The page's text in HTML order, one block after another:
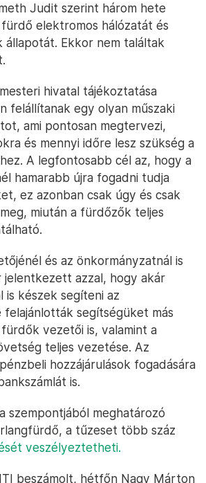
Judit szerint három hete
elektromos hálózatát és
állapotát. Ekkor nem találtak
hivatal tájékoztatása
felállítanak egy olyan műszaki
ami pontosan megtervezi,
és mennyi időre lesz szükség a
A legfontosabb cél az, hogy a
hamarabb újra fogadni tudja
ez azonban csak úgy és csak
miután a fürdőzők teljes
és az önkormányzatnál is
jelentkezett azzal, hogy akár
is készek segíteni az
felajánlották segítségüket más
vezetői is, valamint a
teljes vezetése. Az
hozzájárulások fogadására
is.
szempontjából meghatározó
a tűzeset több száz
veszélyeztetheti.
beszámolt, hétfőn Nagy Márton